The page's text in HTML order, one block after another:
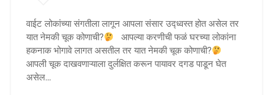
वाईट लोकांच्या संगतीला लागून आपला संसार उद्ध्वस्त होत असेल तर
यात नेमकी चूक कोणाची?
आपल्या करणीची फळं घरच्या लोकांना
हकनाक भोगावे लागत असतील तर यात नेमकी चूक कोणाची?
आपली चूक दाखवणाऱ्याला दुर्लक्षित करून पायावर दगड पाडून घेत
असेल…